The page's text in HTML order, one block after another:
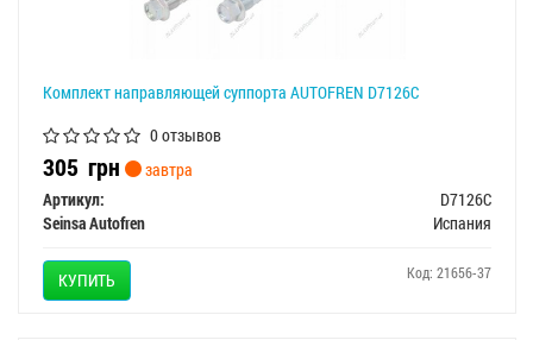
Комплект направляющей суппорта AUTOFREN D7126C
0 отзывов
305 грн
завтра
Артикул:
D7126C
Seinsa Autofren
Испания
КУПИТЬ Код: 21656-37